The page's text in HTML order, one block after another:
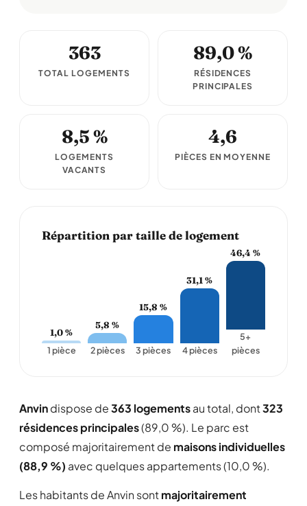
363
TOTAL LOGEMENTS
89,0 %
RÉSIDENCES
PRINCIPALES
8,5 %
LOGEMENTS
VACANTS
4,6
PIÈCES EN MOYENNE
Répartition par taille de logement
1,0 %
1 pièce
5,8 %
2 pièces
15,8 %
3 pièces
31,1 %
4 pièces
46,4 %
5+
pièces
Anvindispose de363 logementsau total, dont323
résidences principales(89,0 %). Le parc est
composé majoritairement de maisons individuelles
(88,9 %) avec quelques appartements (10,0 %).
Les habitants de Anvin sontmajoritairement